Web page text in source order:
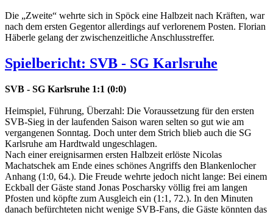
Die „Zweite“ wehrte sich in Spöck eine Halbzeit nach Kräften, war
nach dem ersten Gegentor allerdings auf verlorenem Posten. Florian
Häberle gelang der zwischenzeitliche Anschlusstreffer.
Spielbericht: SVB - SG Karlsruhe
SVB - SG Karlsruhe 1:1 (0:0)
Heimspiel, Führung, Überzahl: Die Voraussetzung für den ersten
SVB-Sieg in der laufenden Saison waren selten so gut wie am
vergangenen Sonntag. Doch unter dem Strich blieb auch die SG
Karlsruhe am Hardtwald ungeschlagen.
Nach einer ereignisarmen ersten Halbzeit erlöste Nicolas
Machatschek am Ende eines schönes Angriffs den Blankenlocher
Anhang (1:0, 64.). Die Freude wehrte jedoch nicht lange: Bei einem
Eckball der Gäste stand Jonas Poscharsky völlig frei am langen
Pfosten und köpfte zum Ausgleich ein (1:1, 72.). In den Minuten
danach befürchteten nicht wenige SVB-Fans, die Gäste könnten das